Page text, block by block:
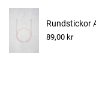
Rundstickor
89,00 kr